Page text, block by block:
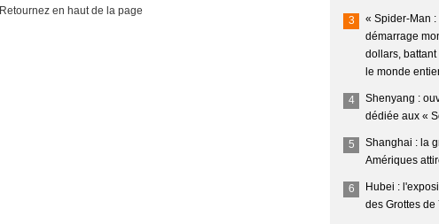
Retournez en haut de la page